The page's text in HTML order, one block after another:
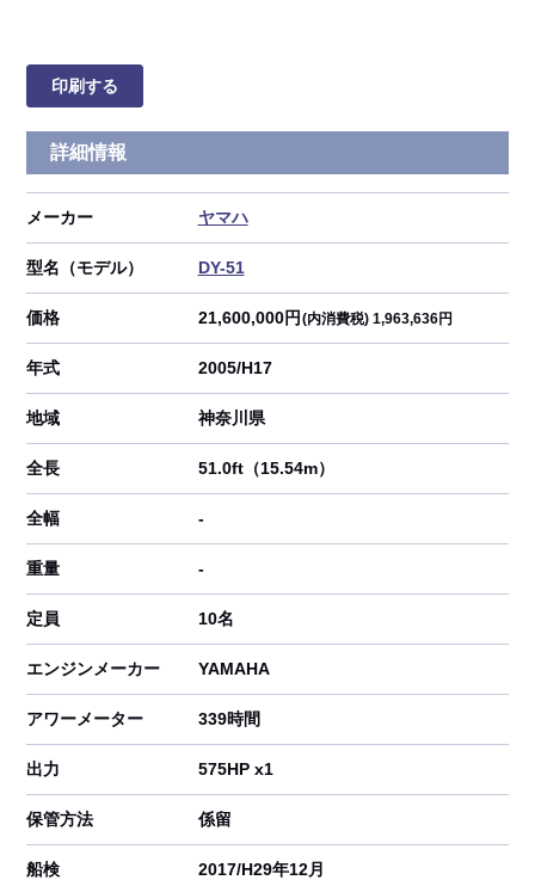
印刷する
詳細情報
メーカー ヤマハ
型名（モデル） DY-51
価格 21,600,000円 (内消費税) 1,963,636円
年式 2005/H17
地域 神奈川県
全長 51.0ft（15.54m）
全幅 -
重量 -
定員 10名
エンジンメーカー YAMAHA
アワーメーター 339時間
出力 575HP x1
保管方法 係留
船検 2017/H29年12月